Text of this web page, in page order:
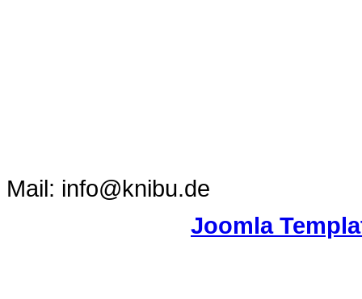
Mail: info@knibu.de
Joomla